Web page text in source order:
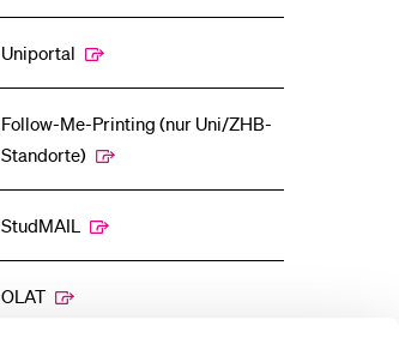
Uniportal
Follow-Me-Printing­ ­(nur Uni/ZHB-
Standorte)
StudMAIL
OLAT